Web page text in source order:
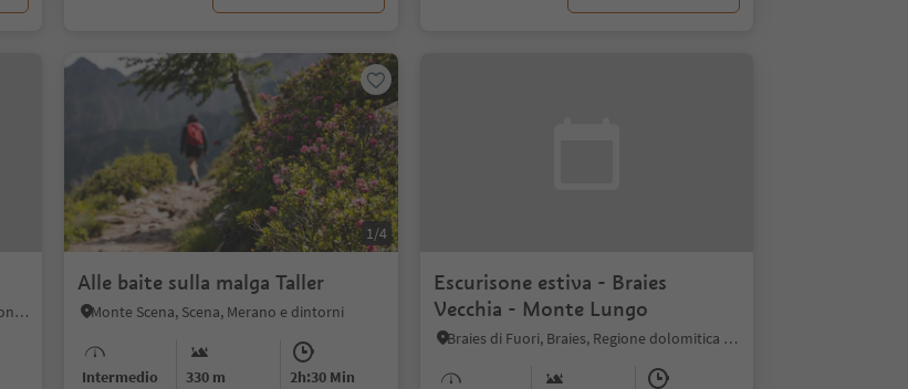
Campolino, San Lorenzo di Sebato, Regione dolomitica Plan de Corones
1/4
Alle baite sulla malga Taller
Monte Scena, Scena, Merano e dintorni
Intermedio 330 m 2h:30 Min
Escurisone estiva - Braies
Vecchia - Monte Lungo
Braies di Fuori, Braies, Regione dolomitica 3 Cime